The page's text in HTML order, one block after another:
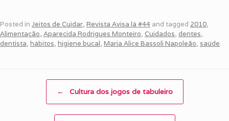
Posted in Jeitos de Cuidar, Revista Avisa lá #44 and tagged 2010,
Alimentação, Aparecida Rodrigues Monteiro, Cuidados, dentes,
dentista, hábitos, higiene bucal, Maria Alice Bassoli Napoleão, saúde.
← Cultura dos jogos de tabuleiro